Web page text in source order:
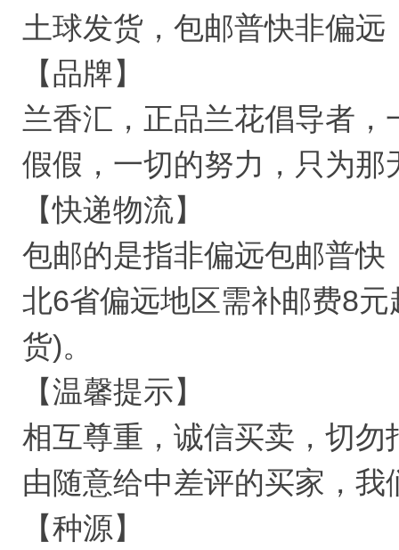
土球发货，包邮普快非偏远
【品牌】
兰香汇，正品兰花倡导者
假假，一切的努力，只为那
【快递物流】
包邮的是指非偏远包邮普
北6省偏远地区需补邮费8
货)。
【温馨提示】
相互尊重，诚信买卖，切
由随意给中差评的买家，
【种源】